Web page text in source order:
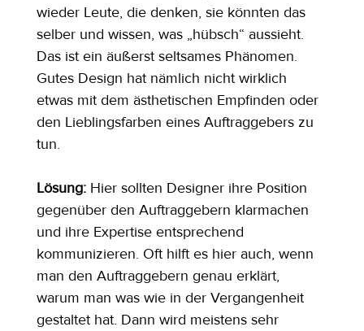
wieder Leute, die denken, sie könnten das
selber und wissen, was „hübsch“ aussieht.
Das ist ein äußerst seltsames Phänomen.
Gutes Design hat nämlich nicht wirklich
etwas mit dem ästhetischen Empfinden oder
den Lieblingsfarben eines Auftraggebers zu
tun.
Lösung: Hier sollten Designer ihre Position
gegenüber den Auftraggebern klarmachen
und ihre Expertise entsprechend
kommunizieren. Oft hilft es hier auch, wenn
man den Auftraggebern genau erklärt,
warum man was wie in der Vergangenheit
gestaltet hat. Dann wird meistens sehr